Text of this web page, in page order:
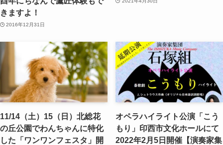
きますよ！
2016年12月31日
11/14（土）15（日）北総花
の丘公園でわんちゃんに特化
した「ワンワンフェスタ」開
オペラハイライト公演「こう
もり」印西市文化ホールにて
2022年2月5日開催【演奏家集